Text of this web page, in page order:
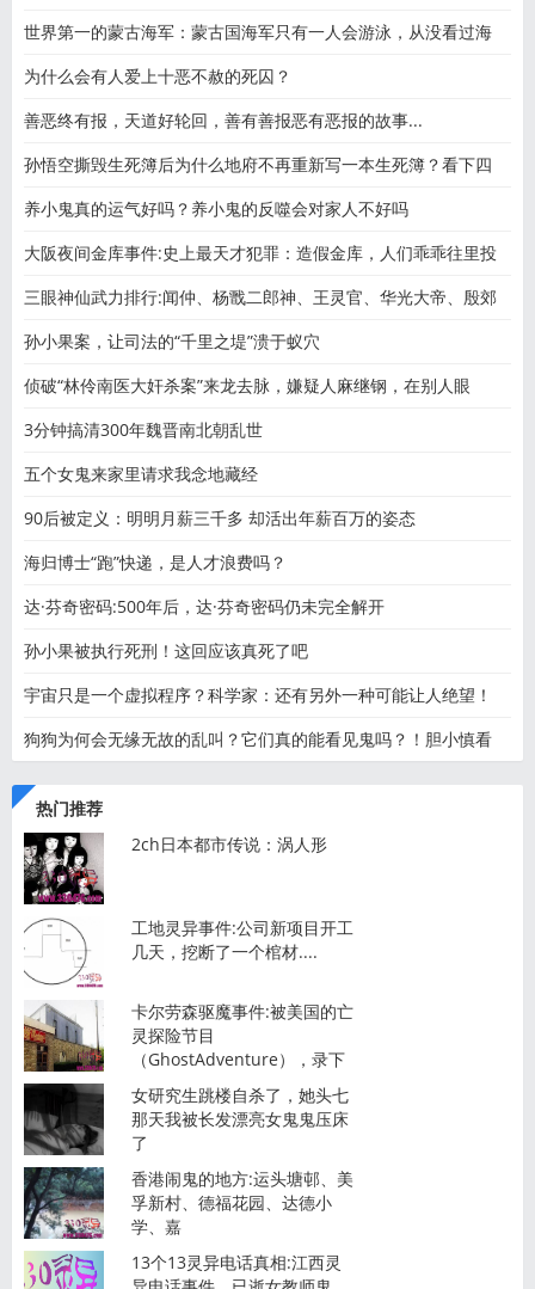
世界第一的蒙古海军：蒙古国海军只有一人会游泳，从没看过海
为什么会有人爱上十恶不赦的死囚？
善恶终有报，天道好轮回，善有善报恶有恶报的故事...
孙悟空撕毁生死簿后为什么地府不再重新写一本生死簿？看下四
养小鬼真的运气好吗？养小鬼的反噬会对家人不好吗
大阪夜间金库事件:史上最天才犯罪：造假金库，人们乖乖往里投
三眼神仙武力排行:闻仲、杨戬二郎神、王灵官、华光大帝、殷郊
孙小果案，让司法的“千里之堤”溃于蚁穴
侦破“林伶南医大奸杀案”来龙去脉，嫌疑人麻继钢，在别人眼
3分钟搞清300年魏晋南北朝乱世
五个女鬼来家里请求我念地藏经
90后被定义：明明月薪三千多 却活出年薪百万的姿态
海归博士“跑”快递，是人才浪费吗？
达·芬奇密码:500年后，达·芬奇密码仍未完全解开
孙小果被执行死刑！这回应该真死了吧
宇宙只是一个虚拟程序？科学家：还有另外一种可能让人绝望！
狗狗为何会无缘无故的乱叫？它们真的能看见鬼吗？！胆小慎看
热门推荐
2ch日本都市传说：涡人形
工地灵异事件:公司新项目开工
几天，挖断了一个棺材....
卡尔劳森驱魔事件:被美国的亡
灵探险节目
（GhostAdventure），录下
女研究生跳楼自杀了，她头七
那天我被长发漂亮女鬼鬼压床
了
香港闹鬼的地方:运头塘邨、美
孚新村、德福花园、达德小
学、嘉
13个13灵异电话真相:江西灵